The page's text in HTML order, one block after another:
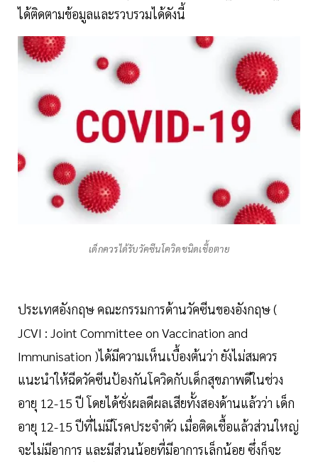
ได้ติดตามข้อมูลและรวบรวมได้ดังนี้
เด็กควรได้รับวัคซีนโควิดชนิดเชื้อตาย
ประเทศอังกฤษ คณะกรรมการด้านวัคซีนของอังกฤษ (
JCVI : Joint Committee on Vaccination and
Immunisation )ได้มีความเห็นเบื้องต้นว่า ยังไม่สมควร
แนะนำให้ฉีดวัคซีนป้องกันโควิดกับเด็กสุขภาพดีในช่วง
อายุ 12-15 ปี โดยได้ชั่งผลดีผลเสียทั้งสองด้านแล้วว่า เด็ก
อายุ 12-15 ปีที่ไม่มีโรคประจำตัว เมื่อติดเชื้อแล้วส่วนใหญ่
จะไม่มีอาการ และมีส่วนน้อยที่มีอาการเล็กน้อย ซึ่งก็จะ